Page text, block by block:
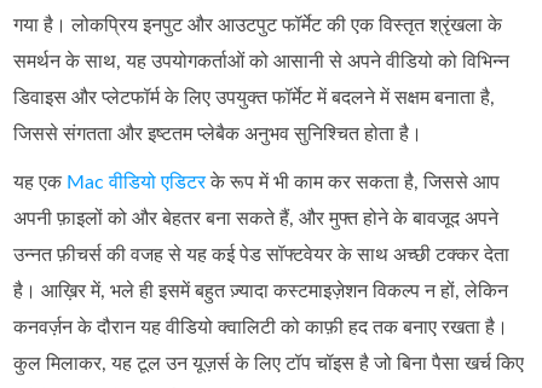
गया है। लोकप्रिय इनपुट और आउटपुट फॉर्मेट की एक विस्तृत श्रृंखला के
समर्थन के साथ, यह उपयोगकर्ताओं को आसानी से अपने वीडियो को विभिन्न
डिवाइस और प्लेटफॉर्म के लिए उपयुक्त फॉर्मेट में बदलने में सक्षम बनाता है,
जिससे संगतता और इष्टतम प्लेबैक अनुभव सुनिश्चित होता है।
यह एक Mac वीडियो एडिटरके रूप में भी काम कर सकता है, जिससे आप
अपनी फ़ाइलों को और बेहतर बना सकते हैं, और मुफ्त होने के बावजूद अपने
उन्नत फ़ीचर्स की वजह से यह कई पेड सॉफ्टवेयर के साथ अच्छी टक्कर देता
है। आख़िर में, भले ही इसमें बहुत ज़्यादा कस्टमाइज़ेशन विकल्प न हों, लेकिन
कनवर्ज़न के दौरान यह वीडियो क्वालिटी को काफ़ी हद तक बनाए रखता है।
कुल मिलाकर, यह टूल उन यूज़र्स के लिए टॉप चॉइस है जो बिना पैसा खर्च किए